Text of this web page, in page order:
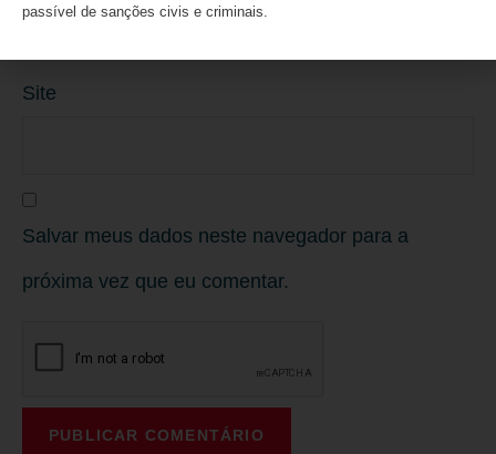
Site
Salvar meus dados neste navegador para a
próxima vez que eu comentar.
passível de sanções civis e criminais.